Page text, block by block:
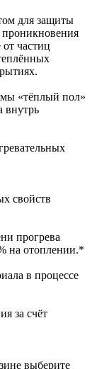
для защиты
проникновения
частиц
«тёплый пол»
внутрь
свойств
прогрева
на отоплении.*
в процессе
за счёт
выберите